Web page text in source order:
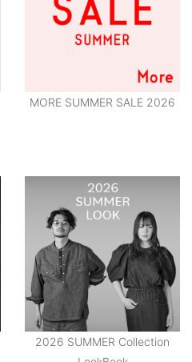
MORE SUMMER SALE 2026
2026 SUMMER Collection